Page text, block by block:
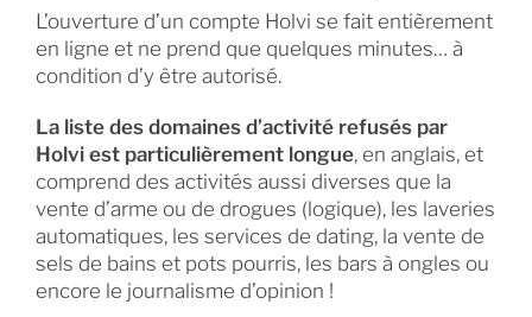
L’ouverture d’un compte Holvi se fait entièrement
en ligne et ne prend que quelques minutes… à
condition d’y être autorisé.
La liste des domaines d’activité refusés par
Holvi est particulièrement longue, en anglais, et
comprend des activités aussi diverses que la
vente d’arme ou de drogues (logique), les laveries
automatiques, les services de dating, la vente de
sels de bains et pots pourris, les bars à ongles ou
encore le journalisme d’opinion !